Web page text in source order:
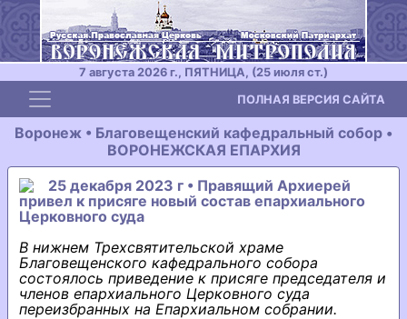
7 августа 2026 г., ПЯТНИЦА, (25 июля ст.)
Toggle navigation ПОЛНАЯ ВЕРСИЯ САЙТА
Воронеж • Благовещенский кафедральный собор •
ВОРОНЕЖСКАЯ ЕПАРХИЯ
25 декабря 2023 г • Правящий Архиерей
привел к присяге новый состав епархиального
Церковного суда
В нижнем Трехсвятительской храме
Благовещенского кафедрального собора
состоялось приведение к присяге председателя и
членов епархиального Церковного суда
переизбранных на Епархиальном собрании.